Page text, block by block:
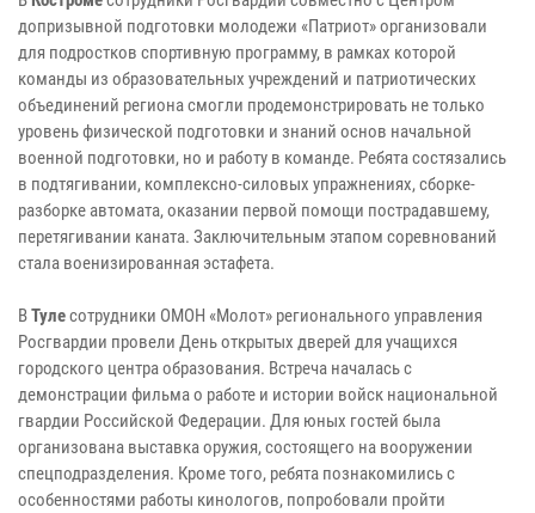
допризывной подготовки молодежи «Патриот» организовали
для подростков спортивную программу, в рамках которой
команды из образовательных учреждений и патриотических
объединений региона смогли продемонстрировать не только
уровень физической подготовки и знаний основ начальной
военной подготовки, но и работу в команде. Ребята состязались
в подтягивании, комплексно-силовых упражнениях, сборке-
разборке автомата, оказании первой помощи пострадавшему,
перетягивании каната. Заключительным этапом соревнований
стала военизированная эстафета.
ВТулесотрудники ОМОН «Молот» регионального управления
Росгвардии провели День открытых дверей для учащихся
городского центра образования. Встреча началась с
демонстрации фильма о работе и истории войск национальной
гвардии Российской Федерации. Для юных гостей была
организована выставка оружия, состоящего на вооружении
спецподразделения. Кроме того, ребята познакомились с
особенностями работы кинологов, попробовали пройти